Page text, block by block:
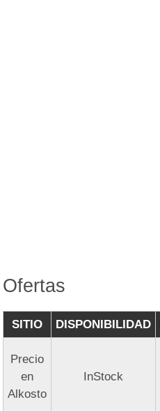
Ofertas
SITIO DISPONIBILIDAD
Precio
en
Alkosto
InStock